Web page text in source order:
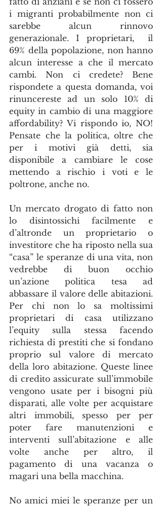
i migranti probabilmente non ci
sarebbe alcun rinnovo
generazionale. I proprietari,  il
69% della popolazione, non hanno
alcun interesse a che il mercato
cambi. Non ci credete? Bene
rispondete a questa domanda, voi
rinuncereste ad un solo 10% di
equity in cambio di una maggiore
affordability? Vi rispondo io, NO!
Pensate che la politica, oltre che
per i motivi già detti, sia
disponibile a cambiare le cose
mettendo a rischio i voti e le
poltrone, anche no.
Un mercato drogato di fatto non
lo disintossichi facilmente e
d’altronde un proprietario o
investitore che ha riposto nella sua
“casa” le speranze di una vita, non
vedrebbe di buon occhio
un’azione politica tesa ad
abbassare il valore delle abitazioni.
Per chi non lo sa moltissimi
proprietari di casa utilizzano
l’equity sulla stessa facendo
richiesta di prestiti che si fondano
proprio sul valore di mercato
della loro abitazione. Queste linee
di credito assicurate sull’immobile
vengono usate per i bisogni più
disparati, alle volte per acquistare
altri immobili, spesso per per
poter fare manutenzioni e
interventi sull’abitazione e alle
volte anche per altro, il
pagamento di una vacanza o
magari una bella macchina.
No amici miei le speranze per un